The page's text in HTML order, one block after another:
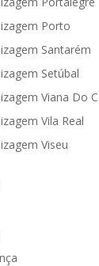
Porto
Santarém
Setúbal
Viana Do
Vila Real
Viseu